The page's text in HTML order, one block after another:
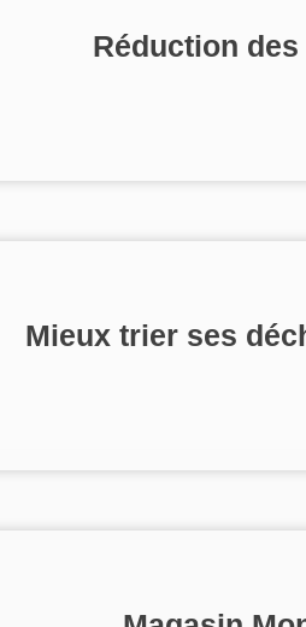
Réduction
Mieux trier ses